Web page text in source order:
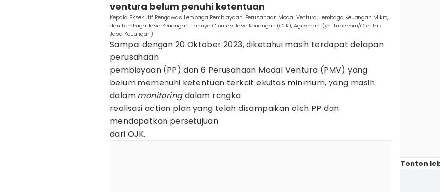
ventura belum penuhi ketentuan
Kepala Eksekutif Pengawas Lembaga Pembiayaan, Perusahaan Modal Ventura, Lembaga Keuangan Mikro,
dan Lembaga Jasa Keuangan Lainnya Otoritas Jasa Keuangan (OJK), Agusman. (youtube.com/Otoritas
Jasa Keuangan)
Sampai dengan 20 Oktober 2023, diketahui masih terdapat delapan
perusahaan
pembiayaan (PP) dan 6 Perusahaan Modal Ventura (PMV) yang
belum memenuhi ketentuan terkait ekuitas minimum, yang masih
dalam monitoringdalam rangka
realisasi action plan yang telah disampaikan oleh PP dan
mendapatkan persetujuan
dari OJK.
Tonton